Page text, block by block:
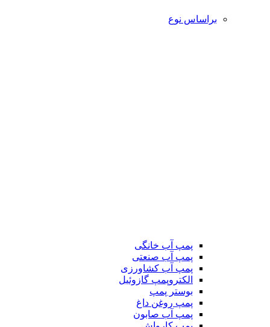
براساس نوع
پمپ آب خانگی
پمپ آب صنعتی
پمپ آب کشاورزی
الکتروپمپ گازوئیل
بوستر پمپ
پمپ روغن داغ
پمپ آب صابون